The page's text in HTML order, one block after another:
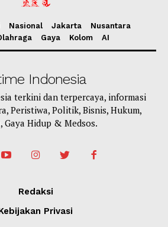
Nasional Jakarta
Nusantara
Gaya Kolom AI
Indonesia
terkini dan terpercaya, informasi
Peristiwa, Politik, Bisnis, Hukum,
Gaya Hidup & Medsos.
Redaksi
Privasi